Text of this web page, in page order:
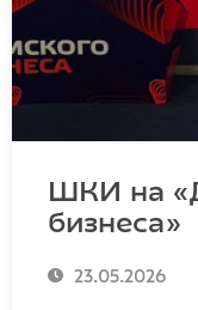
ШКИ на
бизнеса»
23.05.2026